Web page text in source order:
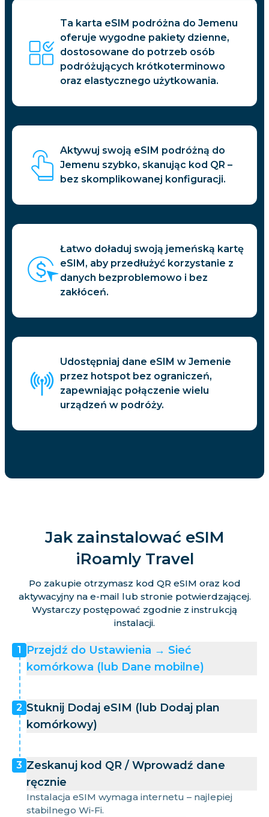
Ta karta eSIM podróżna do Jemenu
oferuje wygodne pakiety dzienne,
dostosowane do potrzeb osób
podróżujących krótkoterminowo
oraz elastycznego użytkowania.
Aktywuj swoją eSIM podróżną do
Jemenu szybko, skanując kod QR –
bez skomplikowanej konfiguracji.
Łatwo doładuj swoją jemeńską kartę
eSIM, aby przedłużyć korzystanie z
danych bezproblemowo i bez
zakłóceń.
Udostępniaj dane eSIM w Jemenie
przez hotspot bez ograniczeń,
zapewniając połączenie wielu
urządzeń w podróży.
Jak zainstalować eSIM
iRoamly Travel
Po zakupie otrzymasz kod QR eSIM oraz kod
aktywacyjny na e-mail lub stronie potwierdzającej.
Wystarczy postępować zgodnie z instrukcją
instalacji.
1
Przejdź do Ustawienia → Sieć
komórkowa (lub Dane mobilne)
2 Stuknij Dodaj eSIM (lub Dodaj plan
komórkowy)
3 Zeskanuj kod QR / Wprowadź dane
ręcznie
Instalacja eSIM wymaga internetu – najlepiej
stabilnego Wi-Fi.